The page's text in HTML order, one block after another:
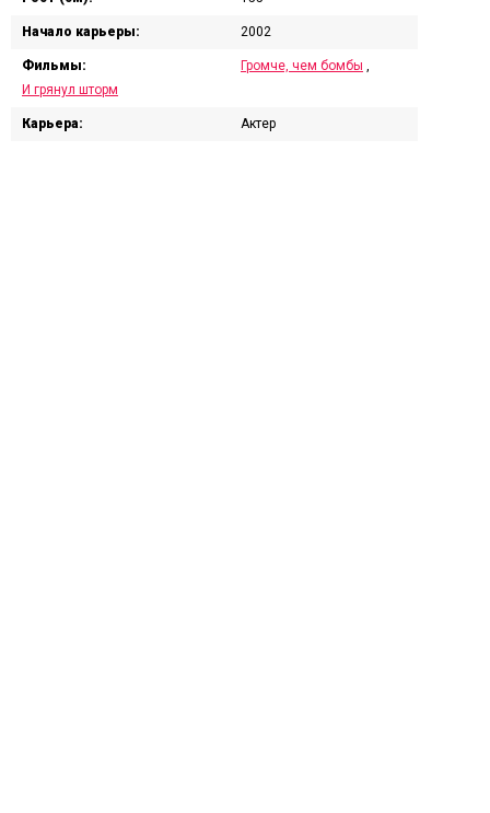
Начало карьеры: 2002
Фильмы: Громче, чем бомбы ,
И грянул шторм
Карьера: Актер